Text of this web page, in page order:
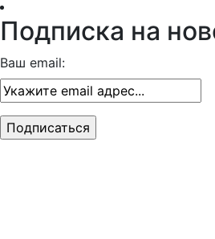
Подписка на
Ваш email: